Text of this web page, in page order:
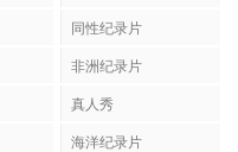
同性纪录片
非洲纪录片
真人秀
海洋纪录片